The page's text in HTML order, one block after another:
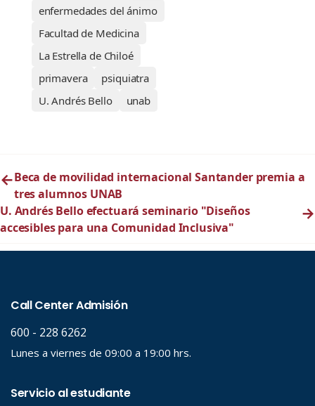
enfermedades del ánimo
Facultad de Medicina
La Estrella de Chiloé
primavera
psiquiatra
U. Andrés Bello
unab
←Beca de movilidad internacional Santander premia a
tres alumnos UNAB
U. Andrés Bello efectuará seminario "Diseños
accesibles para una Comunidad Inclusiva"
→